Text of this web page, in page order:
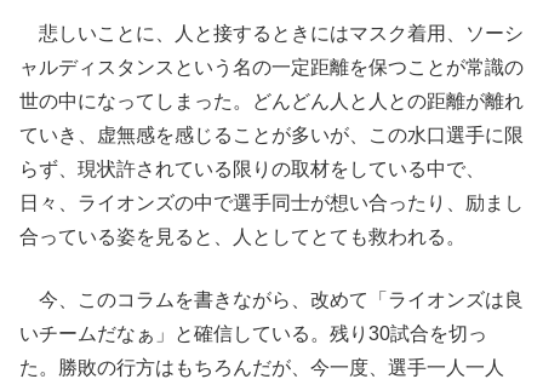
悲しいことに、人と接するときにはマスク着用、ソーシ
ャルディスタンスという名の一定距離を保つことが常識の
世の中になってしまった。どんどん人と人との距離が離れ
ていき、虚無感を感じることが多いが、この水口選手に限
らず、現状許されている限りの取材をしている中で、
日々、ライオンズの中で選手同士が想い合ったり、励まし
合っている姿を見ると、人としてとても救われる。
今、このコラムを書きながら、改めて「ライオンズは良
いチームだなぁ」と確信している。残り30試合を切っ
た。勝敗の行方はもちろんだが、今一度、選手一人一人